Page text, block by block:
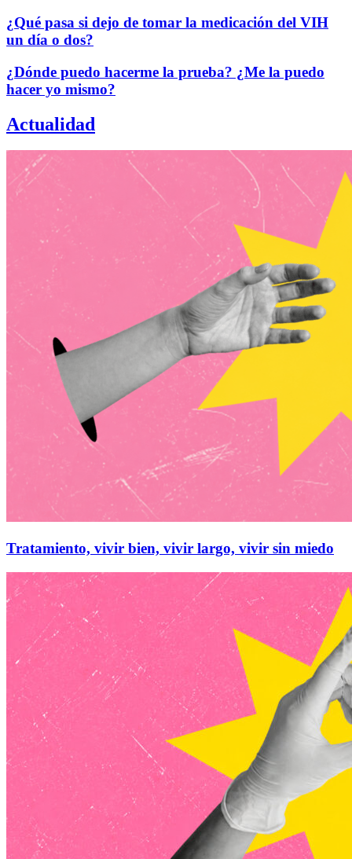
¿Qué pasa si dejo de tomar la medicación del VIH
un día o dos?
¿Dónde puedo hacerme la prueba? ¿Me la puedo
hacer yo mismo?
Actualidad
Tratamiento, vivir bien, vivir largo, vivir sin miedo